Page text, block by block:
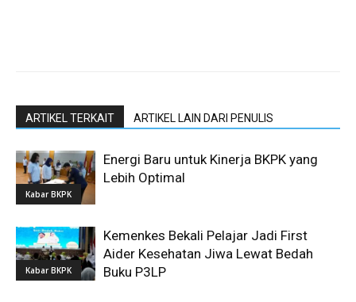
ARTIKEL TERKAIT ARTIKEL LAIN DARI PENULIS
Kabar BKPK
Energi Baru untuk Kinerja BKPK yang
Lebih Optimal
Kabar BKPK
Kemenkes Bekali Pelajar Jadi First
Aider Kesehatan Jiwa Lewat Bedah
Buku P3LP